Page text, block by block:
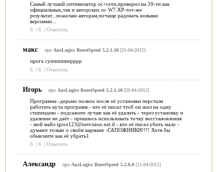
Самый лучший оптимизатор ос+сети,проверил на 20-ти как
официальных,так и авторских ос W7.XP-тот-же
результат...пожелаю авторам,почаще радовать новыми
версиями...
6
| 6 | Ответить
макс про AusLogics BoostSpeed 5.2.1.10[21-04-2012]
прога супппппперррр
6
| 6 | Ответить
Игорь про AusLogics BoostSpeed 5.2.1.10[20-04-2012]
Программа -дерьмо полное после её установки перстали
работать куча программ - кто её писал чтоб он жил на одну
стипендию - подсажите лучше как её удалить - через установку и
удаление не даёт - пришлось использовать точку восстановления
- мой майл igorz123@netvision.net.il - кто её писал убить мало -
думают только о своём кармане -САПОЖНИКИ!!!! Хотя бы
обьясните как её убрать1
6
| 6 | Ответить
Александр про AusLogics BoostSpeed 5.2.0.0[11-04-2012]